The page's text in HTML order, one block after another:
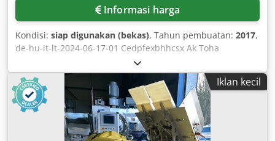
Informasi harga
Kondisi: siap digunakan (bekas), Tahun pembuatan: 2017,
de-hu-it-lt-2024-06-17-01 Cedpfexbhhcsx Ak Toha
Iklan kecil